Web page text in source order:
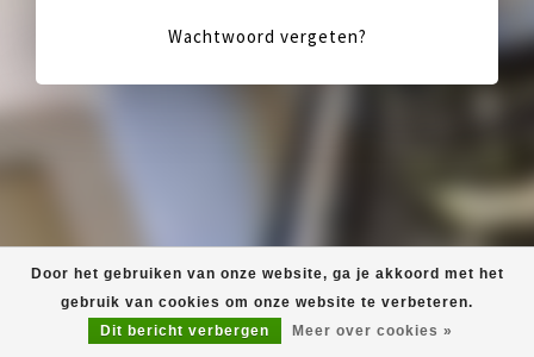
Wachtwoord vergeten?
Door het gebruiken van onze website, ga je akkoord met het
gebruik van cookies om onze website te verbeteren.
Dit bericht verbergen
Meer over cookies »